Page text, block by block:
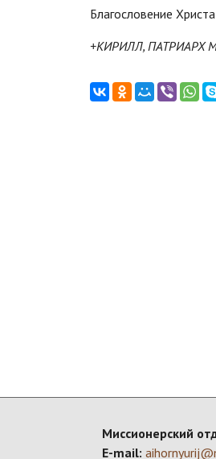
Благословение
+КИРИЛЛ, ПАТРИАРХ
Миссионерский
E-mail: